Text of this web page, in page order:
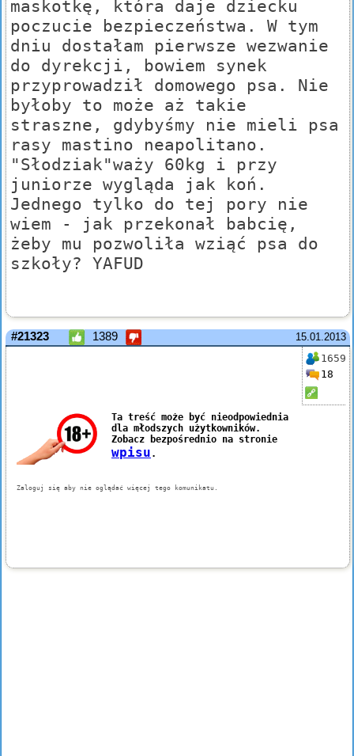
maskotkę, która daje dziecku
poczucie bezpieczeństwa. W tym
dniu dostałam pierwsze wezwanie
do dyrekcji, bowiem synek
przyprowadził domowego psa. Nie
byłoby to może aż takie
straszne, gdybyśmy nie mieli psa
rasy mastino neapolitano.
"Słodziak"waży 60kg i przy
juniorze wygląda jak koń.
Jednego tylko do tej pory nie
wiem - jak przekonał babcię,
żeby mu pozwoliła wziąć psa do
szkoły? YAFUD
15.01.2013
#21323 1389
1659
18